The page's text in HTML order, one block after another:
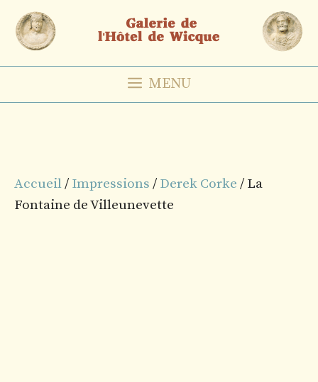
Aller
contenu
MENU
Accueil/ Impressions / Derek Corke / La
Fontaine de Villeunevette